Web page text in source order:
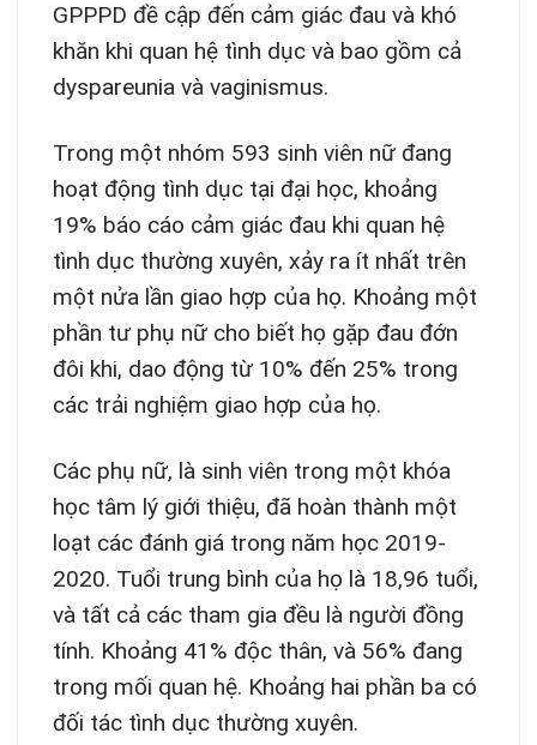
GPPPD đề cập đến cảm giác đau và khó
khăn khi quan hệ tình dục và bao gồm cả
dyspareunia và vaginismus.
Trong một nhóm 593 sinh viên nữ đang
hoạt động tình dục tại đại học, khoảng
19% báo cáo cảm giác đau khi quan hệ
tình dục thường xuyên, xảy ra ít nhất trên
một nửa lần giao hợp của họ. Khoảng một
phần tư phụ nữ cho biết họ gặp đau đớn
đôi khi, dao động từ 10% đến 25% trong
các trải nghiệm giao hợp của họ.
Các phụ nữ, là sinh viên trong một khóa
học tâm lý giới thiệu, đã hoàn thành một
loạt các đánh giá trong năm học 2019-
2020. Tuổi trung bình của họ là 18,96 tuổi,
và tất cả các tham gia đều là người đồng
tính. Khoảng 41% độc thân, và 56% đang
trong mối quan hệ. Khoảng hai phần ba có
đối tác tình dục thường xuyên.